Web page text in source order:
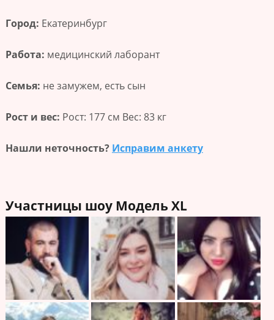
Город: Екатеринбург
Работа: медицинский лаборант
Семья: не замужем, есть сын
Рост и вес: Рост: 177 см Вес: 83 кг
Нашли неточность? Исправим анкету
Участницы шоу Модель XL